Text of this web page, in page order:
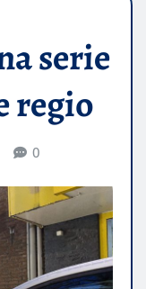
serie
regio
0